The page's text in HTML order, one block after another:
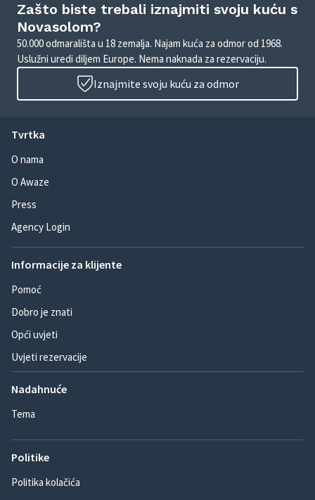
Zašto biste trebali iznajmiti svoju kuću s
Novasolom?
50.000 odmarališta u 18 zemalja. Najam kuća za odmor od 1968.
Uslužni uredi diljem Europe. Nema naknada za rezervaciju.
Iznajmite svoju kuću za odmor
Tvrtka
O nama
O Awaze
Press
Agency Login
Informacije za klijente
Pomoć
Dobro je znati
Opći uvjeti
Uvjeti rezervacije
Nadahnuće
Tema
Politike
Politika kolačića